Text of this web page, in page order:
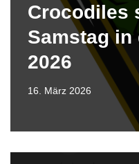
Crocodiles
Samstag in
2026
16. März 2026